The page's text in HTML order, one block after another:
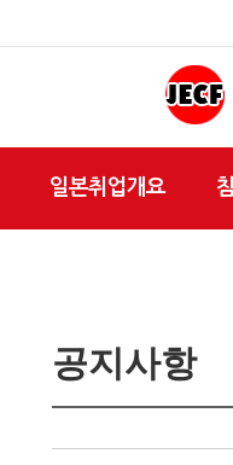
일본취업개요
공지사항